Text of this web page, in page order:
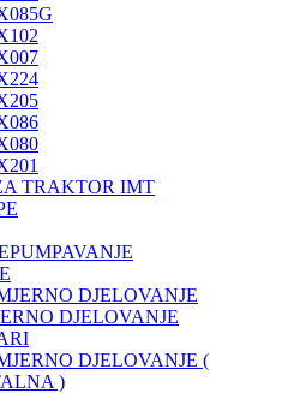
TRAKTOR IMT
DJELOVANJE
DJELOVANJE
DJELOVANJE (
)